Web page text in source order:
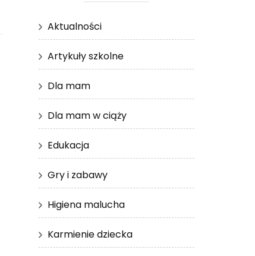
Aktualności
Artykuły szkolne
Dla mam
Dla mam w ciąży
Edukacja
Gry i zabawy
Higiena malucha
Karmienie dziecka